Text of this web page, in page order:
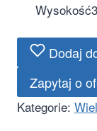
Wysokość
Dodaj
Zapytaj o
Kategorie: